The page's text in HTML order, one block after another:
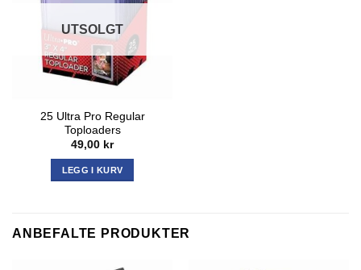
UTSOLGT
25 Ultra Pro Regular
Toploaders
49,00 kr
LEGG I KURV
ANBEFALTE PRODUKTER